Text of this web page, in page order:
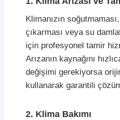
Klimanızın
çıkarması veya su
için profesyonel tamir
Arızanın kaynağını
değişimi gerekiyorsa
kullanarak garantili
2. Klima Bakımı